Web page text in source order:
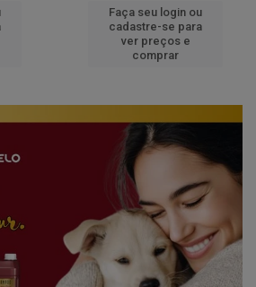
Faça seu login ou
cadastre-se para
ver preços e
comprar